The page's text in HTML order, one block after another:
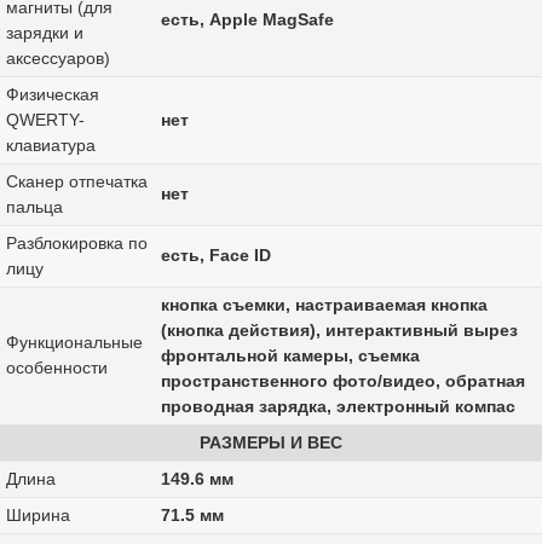
магниты (для
зарядки и
аксессуаров)
есть, Apple MagSafe
Физическая
QWERTY-
клавиатура
нет
Сканер отпечатка
пальца
нет
Разблокировка по
лицу
есть, Face ID
Функциональные
особенности
кнопка съемки, настраиваемая кнопка
(кнопка действия), интерактивный вырез
фронтальной камеры, съемка
пространственного фото/видео, обратная
проводная зарядка, электронный компас
РАЗМЕРЫ И ВЕС
Длина
149.6 мм
Ширина
71.5 мм